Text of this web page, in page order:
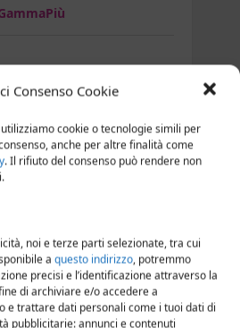
Consenso Cookie
cookie o tecnologie simili per
anche per altre finalità come
. Il rifiuto del consenso può rendere non
noi e terze parti selezionate, tra cui
a questo indirizzo, potremmo
precisi e l’identificazione attraverso la
di archiviare e/o accedere a
e trattare dati personali come i tuoi dati di
pubblicitarie: annunci e contenuti
A21
Oxygen